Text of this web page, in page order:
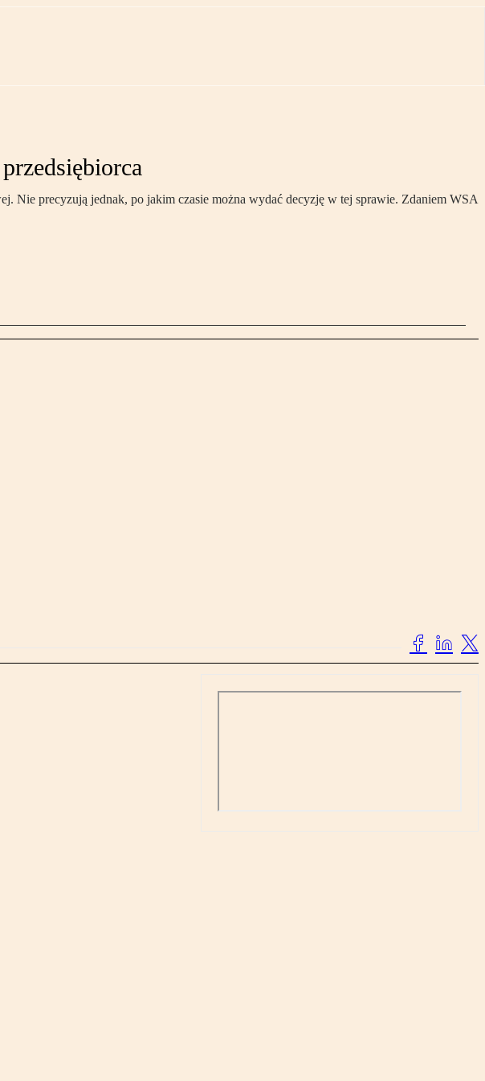
Nie precyzują jednak, po jakim czasie można wydać decyzję w tej sprawie. Zdaniem WSA